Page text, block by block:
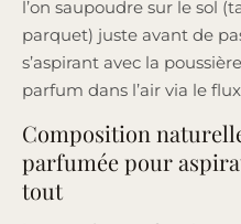
l’on saupoudre sur le sol
parquet) juste avant de
s’aspirant avec la
parfum dans l’air via le
Composition
parfumée pour
tout